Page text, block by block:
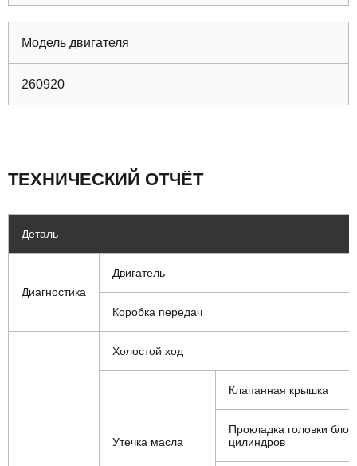
Модель двигателя
260920
ТЕХНИЧЕСКИЙ ОТЧЁТ
Деталь
Диагностика
Двигатель
Коробка передач
Холостой ход
Утечка масла
Клапанная крышка
Прокладка головки
цилиндров